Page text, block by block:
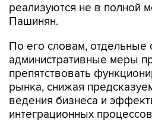
реализуются не в полной
Пашинян.
По его словам, отдельные
административные меры
препятствовать
рынка, снижая
ведения бизнеса и
интеграционных